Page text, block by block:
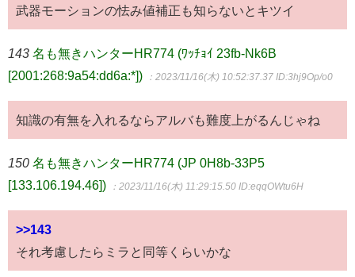
武器モーションの怯み値補正も知らないとキツイ
143 名も無きハンターHR774 (ﾜｯﾁｮｲ 23fb-Nk6B
[2001:268:9a54:dd6a:*])
：2023/11/16(木) 10:52:37.37 ID:3hj9Op/o0
知識の有無を入れるならアルバも難度上がるんじゃね
150 名も無きハンターHR774 (JP 0H8b-33P5
[133.106.194.46])
：2023/11/16(木) 11:29:15.50 ID:eqqOWtu6H
>>143
それ考慮したらミラと同等くらいかな